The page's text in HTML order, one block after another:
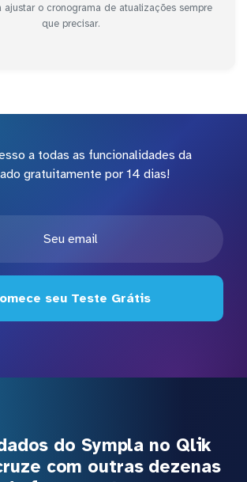
ajustar o cronograma de atualizações sempre
que precisar.
a todas as funcionalidades da
gratuitamente por 14 dias!
seu Teste Grátis
do Sympla no Qlik
com outras dezenas